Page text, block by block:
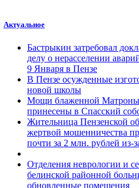
Актуальное
Бастрыкин затребовал
делу о нерасселении
9 Января в Пензе
В Пензе осужденные
новой школы
Мощи блаженной Матроны
принесены в Спасский
Жительница Пензенской
жертвой мошенничества
почти за 2 млн. рублей из-
Отделения неврологии и
белинской районной
обновленные помещения